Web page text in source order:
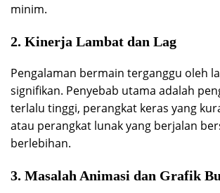
minim.
2. Kinerja Lambat dan Lag
Pengalaman bermain terganggu oleh
signifikan. Penyebab utama adalah
terlalu tinggi, perangkat keras yang
atau perangkat lunak yang berjalan
berlebihan.
3. Masalah Animasi dan Grafik